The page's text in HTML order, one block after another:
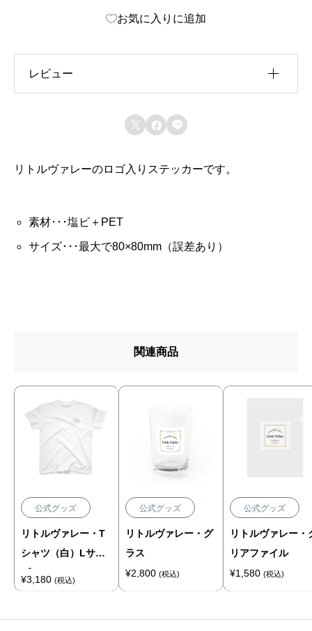
レ
ス
テ
ッ
お気に入りに追加
レビュー
レビュー投稿には、会員登録が必要です。
会員登録する
  
リトルヴァレーのロゴ入りステッカーです。
素材･･･塩ビ＋PET
サイズ･･･最大で80×80mm（誤差あり）
関連商品
公式グッズ
リトルヴァレー・T
シャツ（白）Lサイ
ズ
¥3,180 (税込)
公式グッズ
リトルヴァレー・グ
ラス
¥2,800 (税込)
公式グッズ
リトルヴァレー・
リアファイル
¥1,580 (税込)